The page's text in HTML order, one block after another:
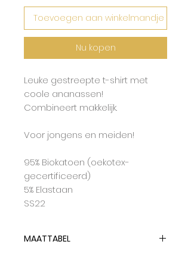
Toevoegen aan winkelmandje
Nu kopen
Leuke gestreepte t-shirt met
coole ananassen!
Combineert makkelijk.
Voor jongens en meiden!
95% Biokatoen (oekotex-
gecertificeerd)
5% Elastaan
SS22
MAATTABEL